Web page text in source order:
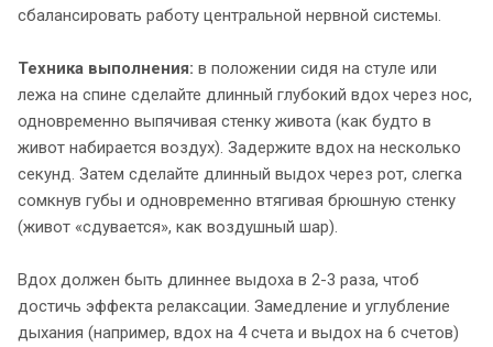
сбалансировать работу центральной нервной системы.
Техника выполнения: в положении сидя на стуле или
лежа на спине сделайте длинный глубокий вдох через нос,
одновременно выпячивая стенку живота (как будто в
живот набирается воздух). Задержите вдох на несколько
секунд. Затем сделайте длинный выдох через рот, слегка
сомкнув губы и одновременно втягивая брюшную стенку
(живот «сдувается», как воздушный шар).
Вдох должен быть длиннее выдоха в 2-3 раза, чтоб
достичь эффекта релаксации. Замедление и углубление
дыхания (например, вдох на 4 счета и выдох на 6 счетов)